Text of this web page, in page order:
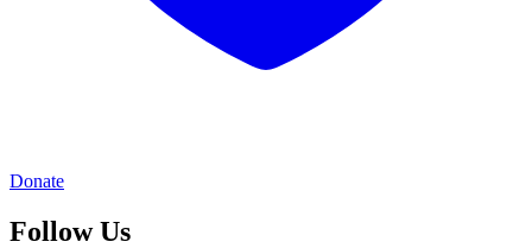
Donate
Follow Us